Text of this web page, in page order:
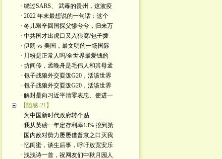
· 绕过SARS、 武毒的贵州，这波疫
· 2022 年末最想说的一句话：这个
· 冬儿艰辛回国探父慘兮兮，归来万
· 中共国才出虎口又入狼窝/包子拨
· 伊朗 vs 美国，最文明的一场国际
· 川粉是正常人吗/全世界最爱钱的
· 坊间传，孟晚舟是毛伟人和其母孟
· 包子战狼外交耍泼G20，活该世界
· 包子战狼外交耍泼G20，活该世界
· 解封是向习近平清零表忠、使进一
【随感-21】
· 为中国新时代政府转个贴
· 我从英磅一年定存利率13% 挖到第
· 国内敌对势力屡屡借普京之口灭我
· 忆闺蜜，谈生后事，呼吁放宽安乐
· 浅浅诗一首，祝网友们中秋月园人